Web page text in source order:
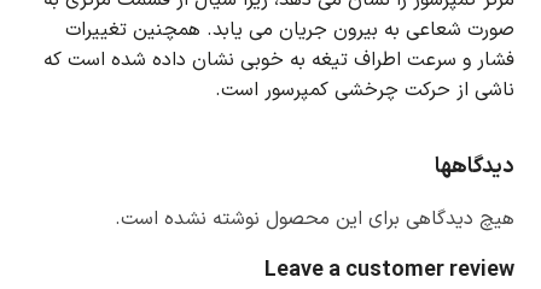
صورت شعاعی به بیرون جریان می یابد. همچنین تغییرات
فشار و سرعت اطراف تیغه به خوبی نشان داده شده است که
ناشی از حرکت چرخشی کمپرسور است.
دیدگاهها
هیچ دیدگاهی برای این محصول نوشته نشده است.
Leave a customer review